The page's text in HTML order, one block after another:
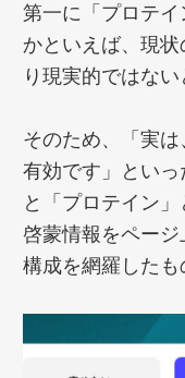
第一に「プロテ
かといえば、現
り現実的ではない
そのため、「実
有効です」とい
と「プロテイン
啓蒙情報をペー
構成を網羅したも